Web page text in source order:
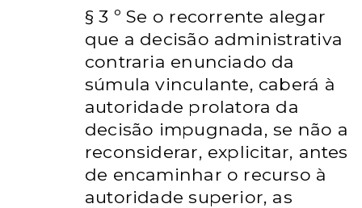
§ 3 º Se o recorrente alegar
que a decisão administrativa
contraria enunciado da
súmula vinculante, caberá à
autoridade prolatora da
decisão impugnada, se não a
reconsiderar, explicitar, antes
de encaminhar o recurso à
autoridade superior, as